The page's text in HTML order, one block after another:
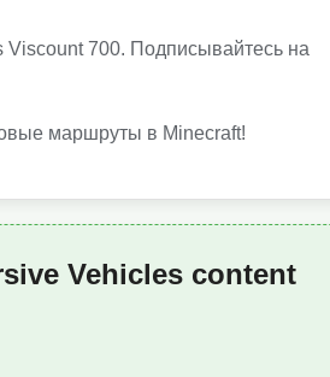
700. Подписывайтесь на
маршруты в Minecraft!
Vehicles content